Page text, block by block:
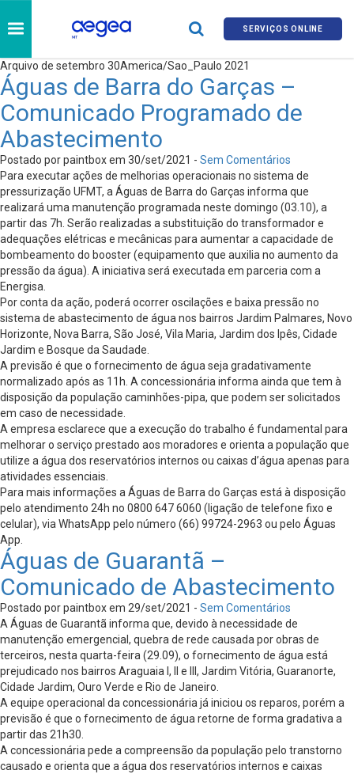
SERVIÇOS ONLINE
Arquivo de setembro 30America/Sao_Paulo 2021
Águas de Barra do Garças –
Comunicado Programado de
Abastecimento
Postado por paintbox em 30/set/2021 - Sem Comentários
Para executar ações de melhorias operacionais no sistema de
pressurização UFMT, a Águas de Barra do Garças informa que
realizará uma manutenção programada neste domingo (03.10), a
partir das 7h. Serão realizadas a substituição do transformador e
adequações elétricas e mecânicas para aumentar a capacidade de
bombeamento do booster (equipamento que auxilia no aumento da
pressão da água). A iniciativa será executada em parceria com a
Energisa.
Por conta da ação, poderá ocorrer oscilações e baixa pressão no
sistema de abastecimento de água nos bairros Jardim Palmares, Novo
Horizonte, Nova Barra, São José, Vila Maria, Jardim dos Ipês, Cidade
Jardim e Bosque da Saudade.
A previsão é que o fornecimento de água seja gradativamente
normalizado após as 11h. A concessionária informa ainda que tem à
disposição da população caminhões-pipa, que podem ser solicitados
em caso de necessidade.
A empresa esclarece que a execução do trabalho é fundamental para
melhorar o serviço prestado aos moradores e orienta a população que
utilize a água dos reservatórios internos ou caixas d’água apenas para
atividades essenciais.
Para mais informações a Águas de Barra do Garças está à disposição
pelo atendimento 24h no 0800 647 6060 (ligação de telefone fixo e
celular), via WhatsApp pelo número (66) 99724-2963 ou pelo Águas
App.
Águas de Guarantã –
Comunicado de Abastecimento
Postado por paintbox em 29/set/2021 - Sem Comentários
A Águas de Guarantã informa que, devido à necessidade de
manutenção emergencial, quebra de rede causada por obras de
terceiros, nesta quarta-feira (29.09), o fornecimento de água está
prejudicado nos bairros Araguaia I, II e III, Jardim Vitória, Guaranorte,
Cidade Jardim, Ouro Verde e Rio de Janeiro.
A equipe operacional da concessionária já iniciou os reparos, porém a
previsão é que o fornecimento de água retorne de forma gradativa a
partir das 21h30.
A concessionária pede a compreensão da população pelo transtorno
causado e orienta que a água dos reservatórios internos e caixas